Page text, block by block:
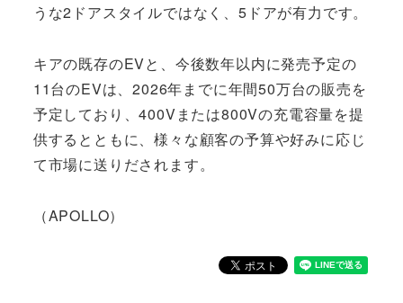
うな2ドアスタイルではなく、5ドアが有力です。
キアの既存のEVと、今後数年以内に発売予定の
11台のEVは、2026年までに年間50万台の販売を
予定しており、400Vまたは800Vの充電容量を提
供するとともに、様々な顧客の予算や好みに応じ
て市場に送りだされます。
（APOLLO）